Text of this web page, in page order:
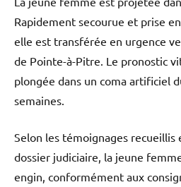
Rapidement secourue et prise
elle est transférée en urgence
de Pointe-à-Pitre. Le pronostic
plongée dans un coma artificiel
semaines.
Selon les témoignages recueillis
dossier judiciaire, la jeune
engin, conformément aux